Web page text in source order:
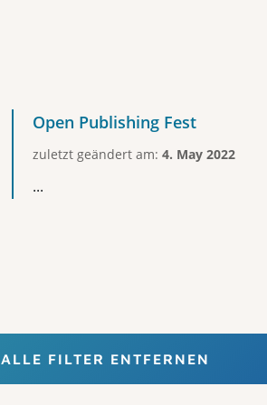
Open Publishing Fest
zuletzt geändert am: 4. May 2022
...
ALLE FILTER ENTFERNEN